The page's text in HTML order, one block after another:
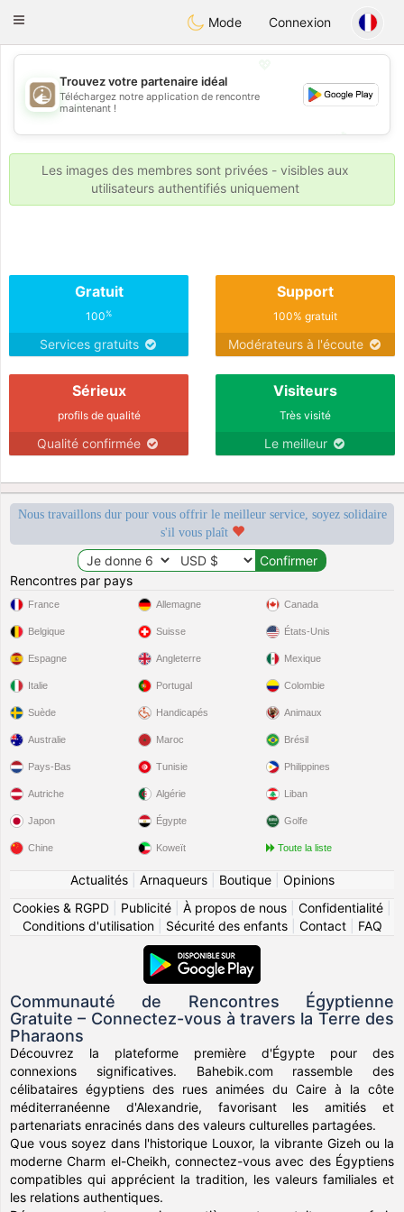
Bahebik
Toggle
Mode Connexion
💖
💕
💕
Trouvez votre partenaire idéal
Téléchargez notre application de rencontre
maintenant !
Les images des membres sont privées - visibles aux
utilisateurs authentifiés uniquement
Gratuit
100%
Services gratuits
Support
100% gratuit
Modérateurs à l'écoute
Sérieux
profils de qualité
Qualité confirmée
Visiteurs
Très visité
Le meilleur
Nous travaillons dur pour vous offrir le meilleur service, soyez solidaire
s'il vous plaît
Rencontres par pays
France
Belgique
Espagne
Italie
Suède
Allemagne
Suisse
Angleterre
Portugal
Handicapés
Canada
États-Unis
Mexique
Colombie
Animaux
Australie
Pays-Bas
Autriche
Japon
Chine
Maroc
Tunisie
Algérie
Égypte
Koweït
Brésil
Philippines
Liban
Golfe
Toute la liste
Actualités| Arnaqueurs| Boutique| Opinions
Cookies & RGPD
Publicité À propos de nous Confidentialité
Conditions d'utilisation| Sécurité des enfants| Contact| FAQ
Communauté de Rencontres Égyptienne
Gratuite – Connectez-vous à travers la Terre des
Pharaons
Découvrez la plateforme première d'Égypte pour des
connexions significatives. Bahebik.com rassemble des
célibataires égyptiens des rues animées du Caire à la côte
méditerranéenne d'Alexandrie, favorisant les amitiés et
partenariats enracinés dans des valeurs culturelles partagées.
Que vous soyez dans l'historique Louxor, la vibrante Gizeh ou la
moderne Charm el-Cheikh, connectez-vous avec des Égyptiens
compatibles qui apprécient la tradition, les valeurs familiales et
les relations authentiques.